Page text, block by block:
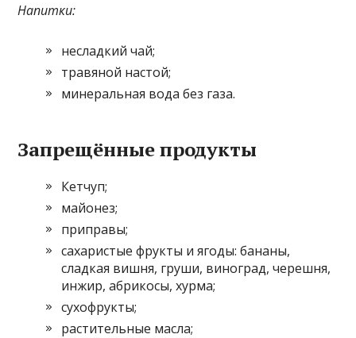
Напитки:
несладкий чай;
травяной настой;
минеральная вода без газа.
Запрещённые продукты
Кетчуп;
майонез;
приправы;
сахаристые фрукты и ягоды: бананы,
сладкая вишня, груши, виноград, черешня,
инжир, абрикосы, хурма;
сухофрукты;
растительные масла;